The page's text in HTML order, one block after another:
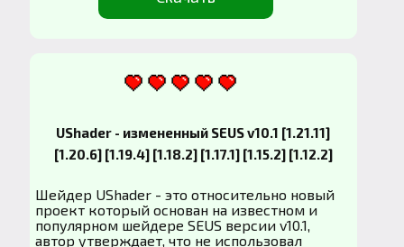
UShader - измененный SEUS v10.1 [1.21.11]
[1.20.6] [1.19.4] [1.18.2] [1.17.1] [1.15.2] [1.12.2]
Шейдер UShader - это относительно новый
проект который основан на известном и
популярном шейдере SEUS версии v10.1,
автор утверждает, что не использовал